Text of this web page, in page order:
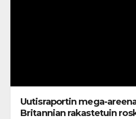
Uutisraportin mega-
Britannian rakastetuin